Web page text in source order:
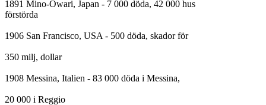
1891 Mino-Owari, Japan - 7 000 döda, 42 000 hus
förstörda
1906 San Francisco, USA - 500 döda, skador för
350 milj, dollar
1908 Messina, Italien - 83 000 döda i Messina,
20 000 i Reggio